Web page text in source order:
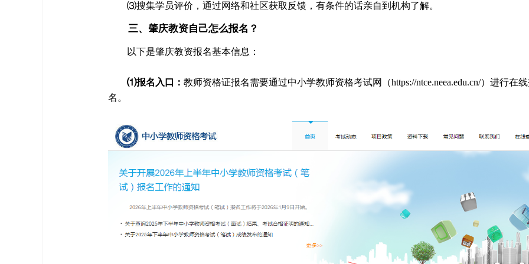
⑶搜集学员评价，通过网络和社区获取反馈，有条件的话亲自到机构了解。
三、肇庆教资自己怎么报名？
以下是肇庆教资报名基本信息：
⑴报名入口： 教师资格证报名需要通过中小学教师资格考试网（https://ntce.neea.edu.cn/）进行在
名。